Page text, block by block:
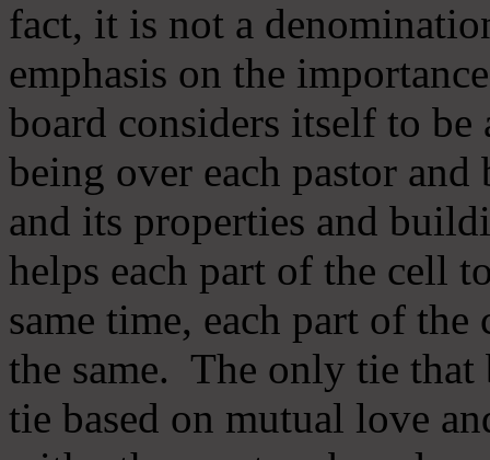
fact, it is not a
emphasis on the
board considers itself to be
being over each pastor
and its properties and
helps each part of the cell
same time, each part of
the same. The only tie that
tie based on mutual love